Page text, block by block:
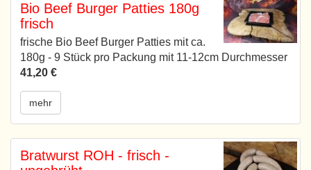
Bio Beef Burger Patties 180g
frisch
frische Bio Beef Burger Patties mit ca.
180g - 9 Stück pro Packung mit 11-12cm Durchmesser
41,20 €
mehr
Bratwurst ROH - frisch -